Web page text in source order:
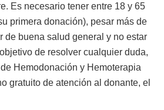
Es necesario tener entre 18 y 65
primera donación), pesar más de
de buena salud general y no estar
de resolver cualquier duda,
Hemodonación y Hemoterapia
gratuito de atención al donante, el